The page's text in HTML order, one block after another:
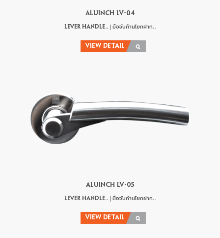
ALUINCH LV-04
LEVER HANDLE.. | มือจับก้านโยกฝาก..
VIEW DETAIL
ALUINCH LV-05
LEVER HANDLE.. | มือจับก้านโยกฝาก..
VIEW DETAIL